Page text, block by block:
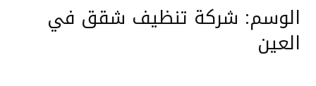
الوسم: شركة تنظيف شقق في
العين